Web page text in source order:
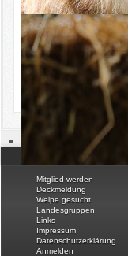
Diese
und sollen die weniger
aufwerten und einen
Mit den besten
Claus-Peter Fricke
Präsident
©
Mitglied werden
Deckmeldung
Welpe gesucht
Landesgruppen
Links
Impressum
Datenschutzerklärung
Anmelden